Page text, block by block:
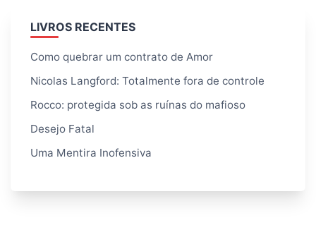
LIVROS RECENTES
Como quebrar um contrato de Amor
Nicolas Langford: Totalmente fora de controle
Rocco: protegida sob as ruínas do mafioso
Desejo Fatal
Uma Mentira Inofensiva